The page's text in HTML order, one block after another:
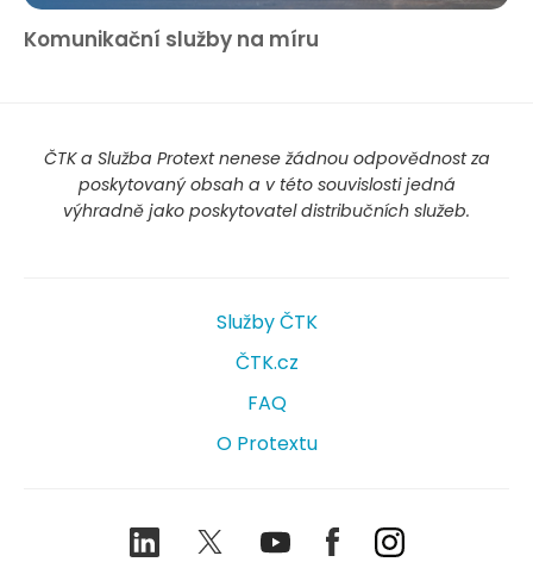
Komunikační služby na míru
ČTK a Služba Protext nenese žádnou odpovědnost za
poskytovaný obsah a v této souvislosti jedná
výhradně jako poskytovatel distribučních služeb.
Služby ČTK
ČTK.cz
FAQ
O Protextu
LinkedIn TwitterYoutubeFacebookInstagram